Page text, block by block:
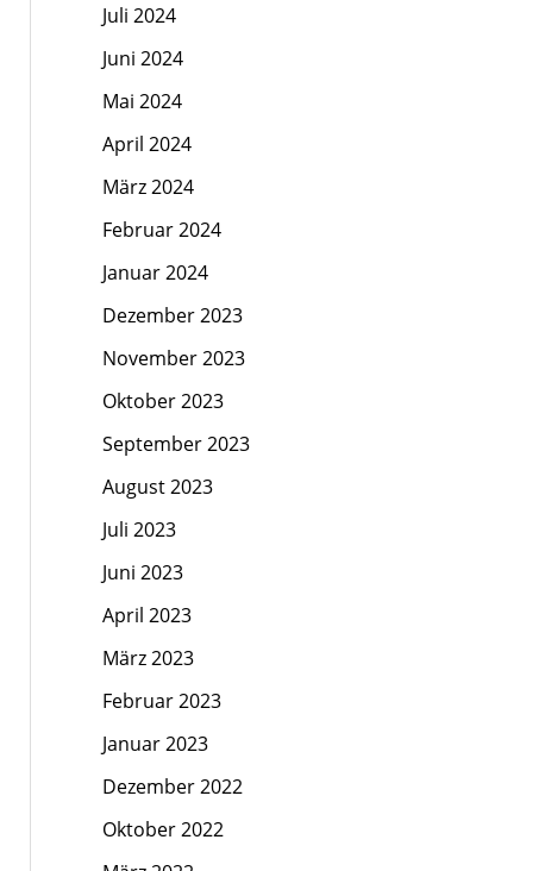
Juli 2024
Juni 2024
Mai 2024
April 2024
März 2024
Februar 2024
Januar 2024
Dezember 2023
November 2023
Oktober 2023
September 2023
August 2023
Juli 2023
Juni 2023
April 2023
März 2023
Februar 2023
Januar 2023
Dezember 2022
Oktober 2022